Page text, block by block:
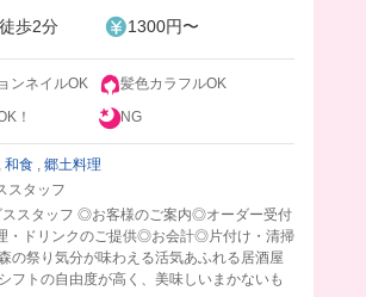
ます◎美味しいまかない付き🍱
歩2分 1300円〜
ンネイルOK
髪色カラフルOK
！
NG
和食
郷土料理
スタッフ
ススタッフ ◎お客様のご案内◎オーダー受付
・ドリンクのご提供◎お会計◎片付け・清掃
の祭り気分が味わえる活気あふれる居酒屋
フトの自由度が高く、美味しいまかないも